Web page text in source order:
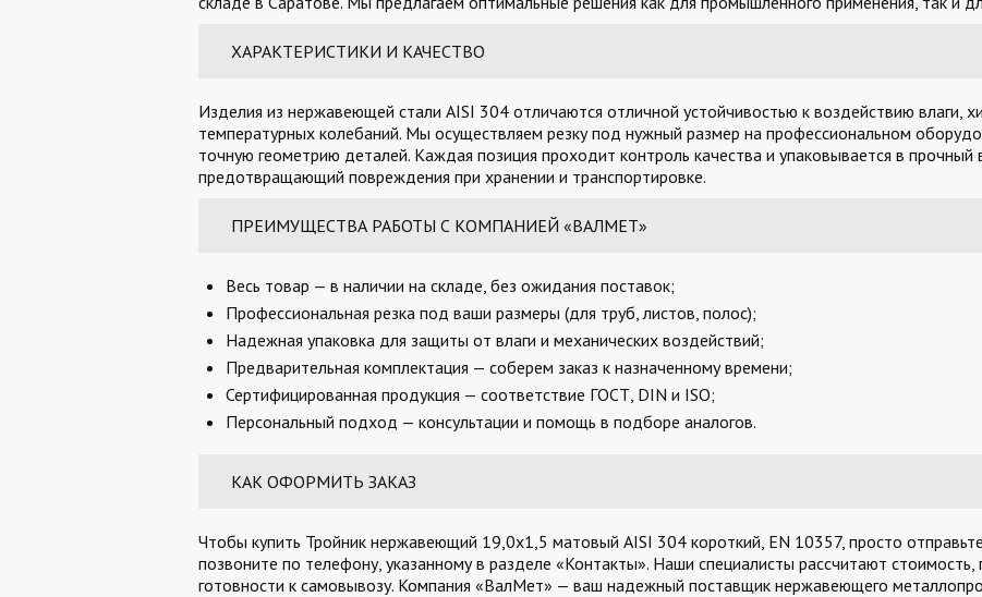
ХАРАКТЕРИСТИКИ И КАЧЕСТВО
Изделия из нержавеющей стали AISI 304 отличаются отличной устойчивостью к воздействию влаги,
температурных колебаний. Мы осуществляем резку под нужный размер на профессиональном
точную геометрию деталей. Каждая позиция проходит контроль качества и упаковывается в прочный
предотвращающий повреждения при хранении и транспортировке.
ПРЕИМУЩЕСТВА РАБОТЫ С КОМПАНИЕЙ «ВАЛМЕТ»
Весь товар — в наличии на складе, без ожидания поставок;
Профессиональная резка под ваши размеры (для труб, листов, полос);
Надежная упаковка для защиты от влаги и механических воздействий;
Предварительная комплектация — соберем заказ к назначенному времени;
Сертифицированная продукция — соответствие ГОСТ, DIN и ISO;
Персональный подход — консультации и помощь в подборе аналогов.
КАК ОФОРМИТЬ ЗАКАЗ
Чтобы купить Тройник нержавеющий 19,0х1,5 матовый AISI 304 короткий, EN 10357, просто
позвоните по телефону, указанному в разделе «Контакты». Наши специалисты рассчитают стоимость,
готовности к самовывозу. Компания «ВалМет» — ваш надежный поставщик нержавеющего